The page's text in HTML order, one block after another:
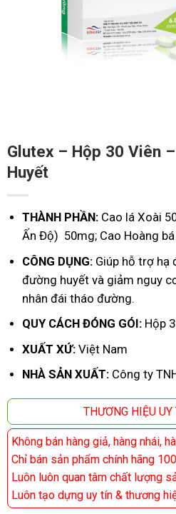
Glutex – Hộp 30 Viên
Huyết
THÀNH PHẦN:Cao lá Xoài
Ấn Độ) 50mg; Cao Hoàng
CÔNG DỤNG:Giúp hỗ trợ hạ
đường huyết và giảm nguy
nhân đái tháo đường.
QUY CÁCH ĐÓNG GÓI:Hộp 3
XUẤT XỨ:Việt Nam
NHÀ SẢN XUẤT:Công ty
THƯƠNG HIỆU
Không bán hàng giả, hàng nhái,
Chỉ bán sản phẩm chính hãng
Luôn luôn quan tâm chất lượng
Luôn tạo dựng uy tín & thương